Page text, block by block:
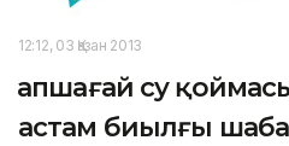
12:12, 03 Қазан 2013
Қапшағай су
астам биылғы